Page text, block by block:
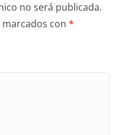
no será publicada.
con *